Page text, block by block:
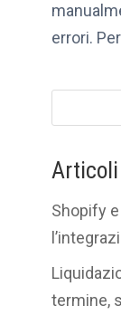
errori.
Shopify
termine,